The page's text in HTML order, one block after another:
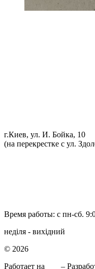
г.Киев, ул. И. Бойка, 10
(на перекрестке с ул.
Время работы: с пн-сб.
неділя - вихідний
© 2026
Работает на
–